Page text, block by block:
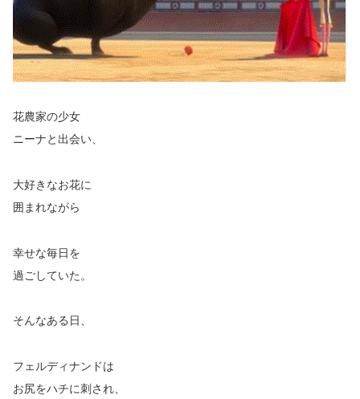
花農家の少女
ニーナと出会い、
大好きなお花に
囲まれながら
幸せな毎日を
過ごしていた。
そんなある日、
フェルディナンドは
お尻をハチに刺され、